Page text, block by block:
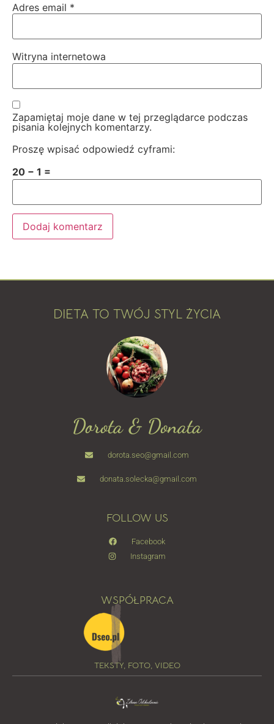
Adres email *
Witryna internetowa
Zapamiętaj moje dane w tej przeglądarce podczas
pisania kolejnych komentarzy.
Proszę wpisać odpowiedź cyframi:
20 − 1 =
FOLLOW US
Facebook
Instagram
WSPÓŁPRACA
TEKSTY, FOTO, VIDEO
DIETA TO TWÓJ STYL ŻYCIA
Dorota & Donata
dorota.seo@gmail.com
donata.solecka@gmail.com